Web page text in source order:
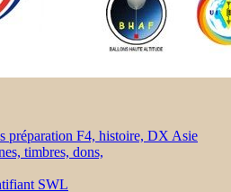
préparation F4, histoire, DX Asie
timbres, dons,
SWL